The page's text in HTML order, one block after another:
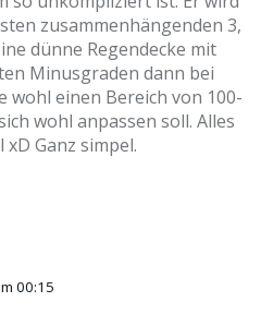
zusammenhängenden 3,
dünne Regendecke mit
Minusgraden dann bei
wohl einen Bereich von 100-
wohl anpassen soll. Alles
Ganz simpel.
00:15